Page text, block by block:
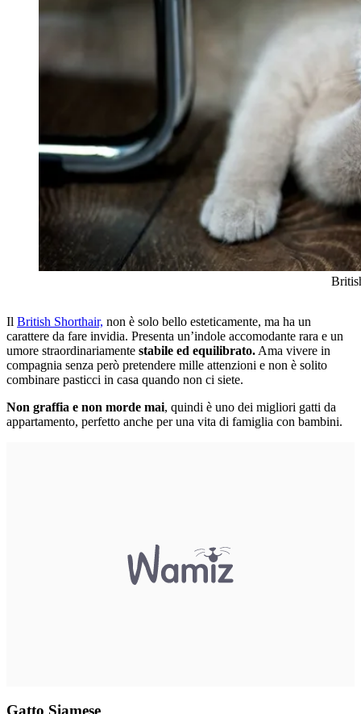
Il British Shorthair, non è solo bello esteticamente, ma ha un
carattere da fare invidia. Presenta un’indole accomodante rara e un
umore straordinariamente stabile ed equilibrato. Ama vivere in
compagnia senza però pretendere mille attenzioni e non è solito
combinare pasticci in casa quando non ci siete.
Non graffia e non morde mai, quindi è uno dei migliori gatti da
appartamento, perfetto anche per una vita di famiglia con bambini.
Gatto Siamese